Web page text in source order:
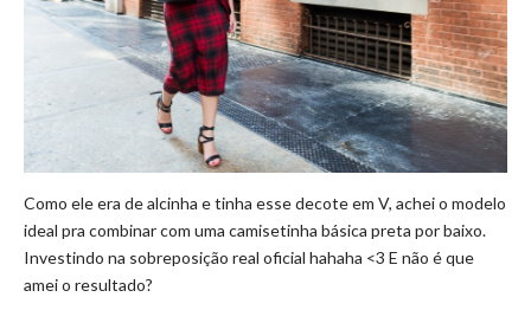
Como ele era de alcinha e tinha esse decote em V, achei o modelo
ideal pra combinar com uma camisetinha básica preta por baixo.
Investindo na sobreposição real oficial hahaha <3 E não é que
amei o resultado?